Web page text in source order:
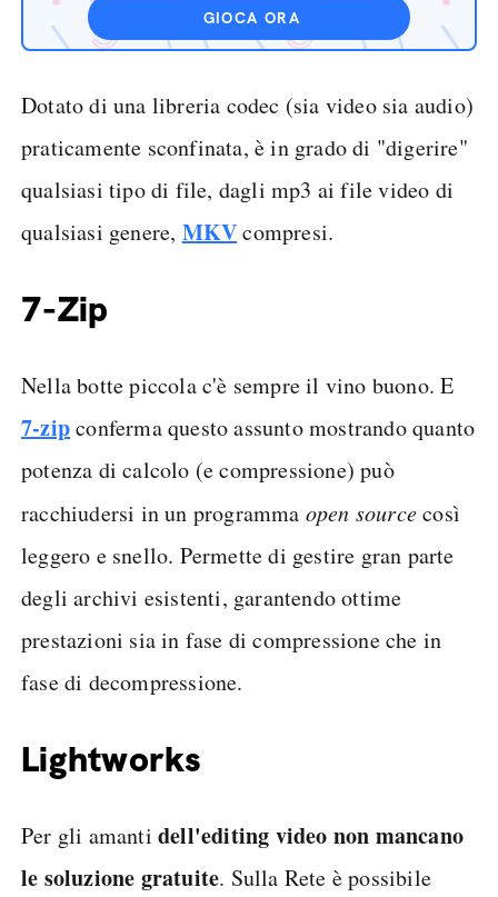
GIOCA ORA
Dotato di una libreria codec (sia video sia audio)
praticamente sconfinata, è in grado di "digerire"
qualsiasi tipo di file, dagli mp3 ai file video di
qualsiasi genere, MKVcompresi.
7-Zip
Nella botte piccola c'è sempre il vino buono. E
7-zipconferma questo assunto mostrando quanto
potenza di calcolo (e compressione) può
racchiudersi in un programma open sourcecosì
leggero e snello. Permette di gestire gran parte
degli archivi esistenti, garantendo ottime
prestazioni sia in fase di compressione che in
fase di decompressione.
Lightworks
Per gli amanti dell'editing video non mancano
le soluzione gratuite. Sulla Rete è possibile